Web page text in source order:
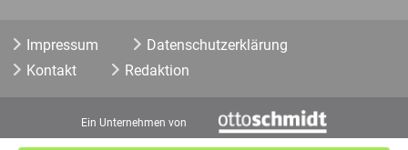
Impressum
Datenschutzerklärung
Kontakt
Redaktion
Ein Unternehmen von